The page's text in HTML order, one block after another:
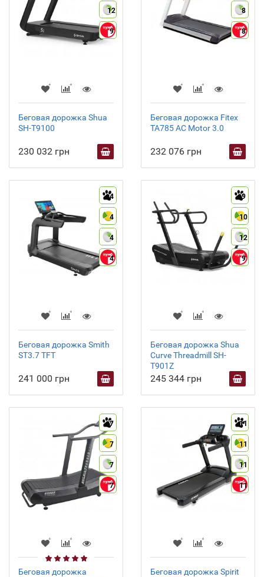
12
9
Беговая дорожка Shua
SH-T9100
230 032 грн
8
8
Беговая дорожка Fitex
TA785 AC Motor 3.0
232 076 грн
4
4
4
4
Беговая дорожка Smith
ST3.7 TFT
241 000 грн
9
10
12
9
Беговая дорожка Shua
Curve Threadmill SH-
T901Z
245 344 грн
7
7
7
7
Беговая дорожка
11
11
11
11
Беговая дорожка Spirit